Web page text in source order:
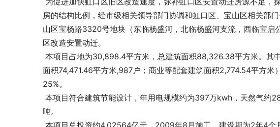
房的结构比例，经市级相关领导部门协调和虹口区、宝山区相关部
山区宝杨路3320号地块（东临杨盛河，北临杨盛河支流，西临宝启
区改造安置动迁。
面积74,471.46平方米,987户；商业等配套建筑面积2,774.54平方
25%。
吨。